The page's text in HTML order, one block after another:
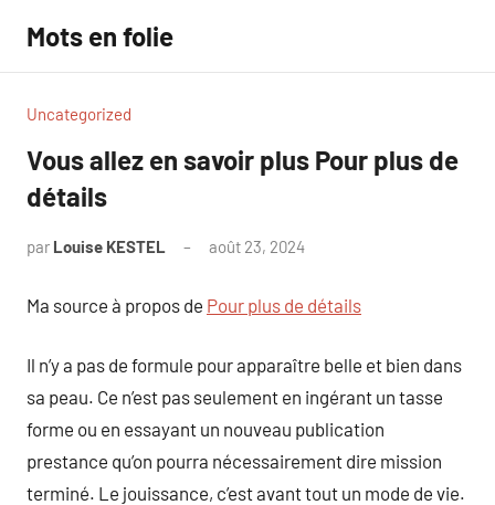
contenu
Mots en folie
Uncategorized
Vous allez en savoir plus Pour plus de
détails
par Louise KESTEL août 23, 2024
Ma source à propos de Pour plus de détails
Il n’y a pas de formule pour apparaître belle et bien dans
sa peau. Ce n’est pas seulement en ingérant un tasse
forme ou en essayant un nouveau publication
prestance qu’on pourra nécessairement dire mission
terminé. Le jouissance, c’est avant tout un mode de vie.